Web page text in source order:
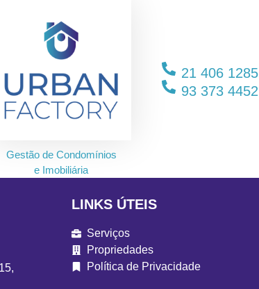
Gestão de Condomínios
e Imobiliária
21 406 1285
93 373 4452
LINKS ÚTEIS
Serviços
Propriedades
Política de Privacidade